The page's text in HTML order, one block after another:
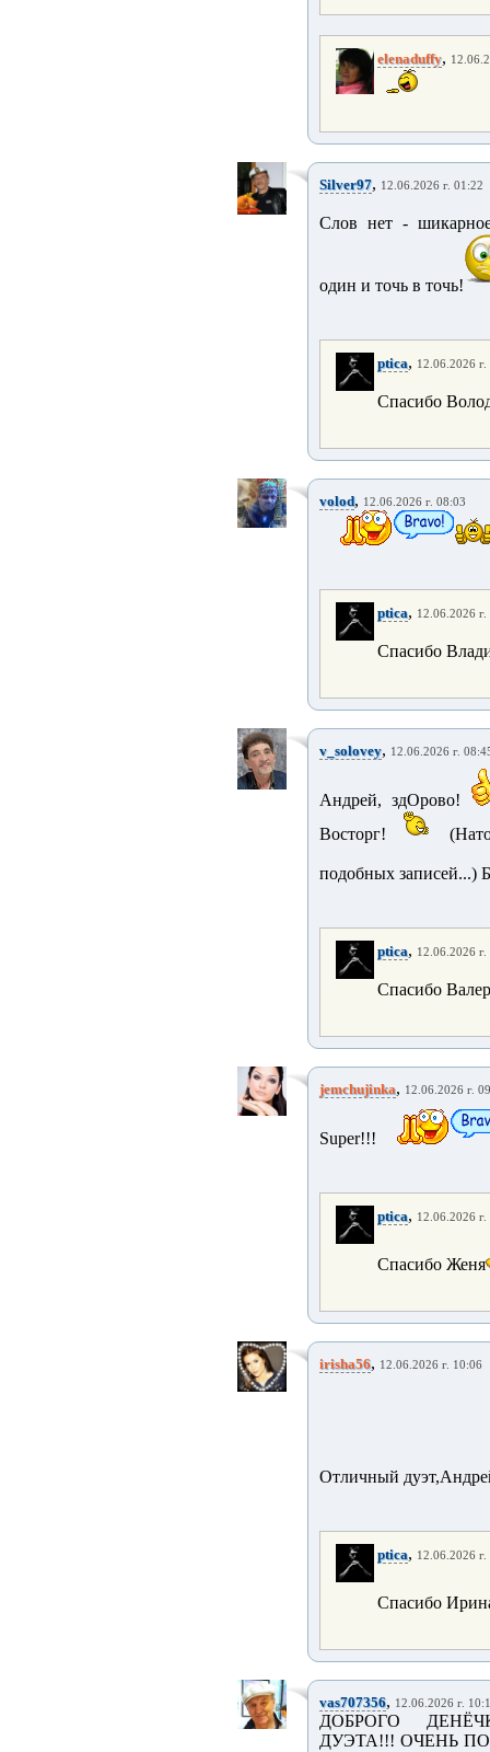
elenaduffy,
Silver97, 12.06.2026 г. 01:22
Слов нет -
один и точь в точь!
ptica, 12.06.2026 г.
Спасибо
volod, 12.06.2026 г. 08:03
ptica, 12.06.2026 г.
Спасибо
v_solovey, 12.06.2026 г.
Андрей, здОрово!
Восторг!
подобных записей...)
ptica, 12.06.2026 г.
Спасибо
jemchujinka, 12.06.2026 г.
Super!!!
ptica, 12.06.2026 г.
Спасибо Женя
irisha56, 12.06.2026 г. 10:06
Отличный
ptica, 12.06.2026 г.
Спасибо
vas707356, 12.06.2026 г.
ДОБРОГО
ДУЭТА!!! ОЧЕНЬ